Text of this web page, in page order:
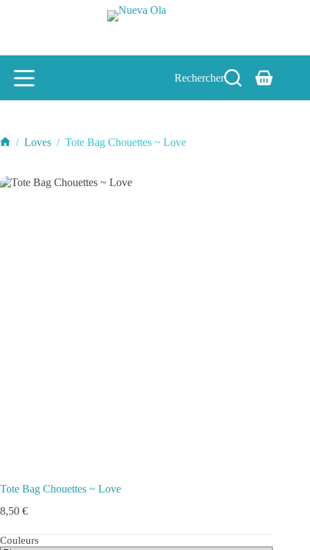
Rechercher
Panier
/ Loves / Tote Bag Chouettes ~ Love
Tote Bag Chouettes ~ Love
8,50 €
Couleurs